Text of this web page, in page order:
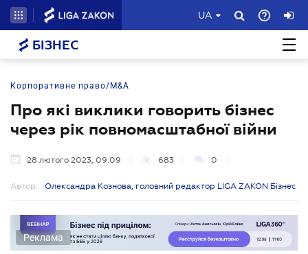
UA
БІЗНЕС
Корпоративне право/M&A
Про які виклики говорить бізнес
через рік повномасштабної війни
28 лютого 2023, 09:09 683 0
Автор: Олександра Кознова, головний редактор LIGA ZAKON Бізнес
Реклама